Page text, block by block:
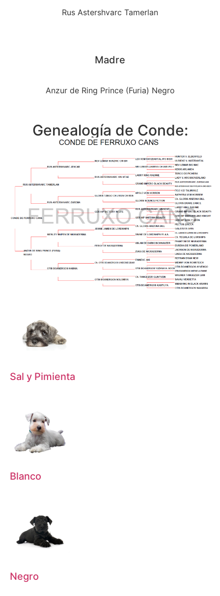
Rus Astershvarc Tamerlan
Madre
Anzur de Ring Prince (Furia) Negro
Genealogía de Conde:
Sal y Pimienta
Blanco
Negro